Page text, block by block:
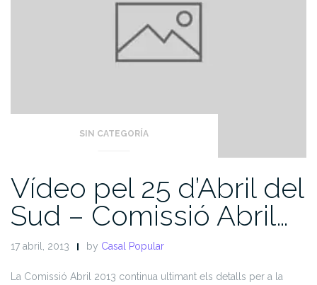
SIN CATEGORÍA
Vídeo pel 25 d’Abril del
Sud – Comissió Abril…
17 abril, 2013 by Casal Popular
La Comissió Abril 2013 continua ultimant els detalls per a la